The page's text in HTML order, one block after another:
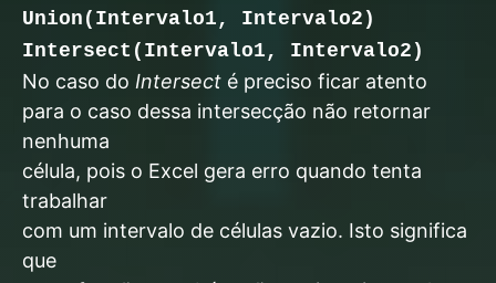
Union(Intervalo1, Intervalo2)
Intersect(Intervalo1, Intervalo2)
No caso do Intersect é preciso ficar atento
para o caso dessa intersecção não retornar
nenhuma
célula, pois o Excel gera erro quando tenta
trabalhar
com um intervalo de células vazio. Isto significa
que